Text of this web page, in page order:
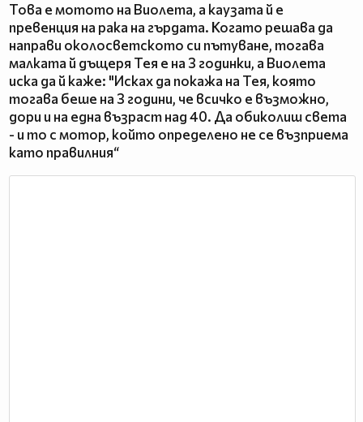
Това е мотото на Виолета, а каузата й е
превенция на рака на гърдата. Когато решава да
направи околосветското си пътуване, тогава
малката й дъщеря Тея е на 3 годинки, а Виолета
иска да й каже: "Исках да покажа на Тея, която
тогава беше на 3 години, че всичко е възможно,
дори и на една възраст над 40. Да обиколиш света
- и то с мотор, който определено не се възприема
като правилния“